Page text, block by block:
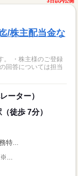
/株主配当金な
録
回答については担当
ーター）
徒歩 7分）
特...